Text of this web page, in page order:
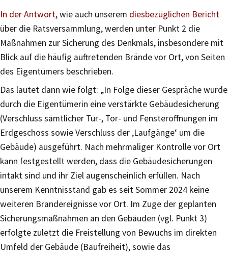
In der Antwort, wie auch unserem diesbezüglichen Bericht
über die Ratsversammlung, werden unter Punkt 2 die
Maßnahmen zur Sicherung des Denkmals, insbesondere mit
Blick auf die häufig auftretenden Brände vor Ort, von Seiten
des Eigentümers beschrieben.
Das lautet dann wie folgt: „In Folge dieser Gespräche wurde
durch die Eigentümerin eine verstärkte Gebäudesicherung
(Verschluss sämtlicher Tür-, Tor- und Fensteröffnungen im
Erdgeschoss sowie Verschluss der ‚Laufgänge‘ um die
Gebäude) ausgeführt. Nach mehrmaliger Kontrolle vor Ort
kann festgestellt werden, dass die Gebäudesicherungen
intakt sind und ihr Ziel augenscheinlich erfüllen. Nach
unserem Kenntnisstand gab es seit Sommer 2024 keine
weiteren Brandereignisse vor Ort. Im Zuge der geplanten
Sicherungsmaßnahmen an den Gebäuden (vgl. Punkt 3)
erfolgte zuletzt die Freistellung von Bewuchs im direkten
Umfeld der Gebäude (Baufreiheit), sowie das